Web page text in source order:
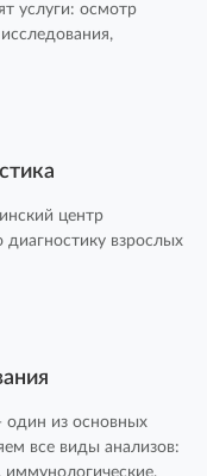
услуги: осмотр
центр
взрослых
один из основных
все виды анализов: